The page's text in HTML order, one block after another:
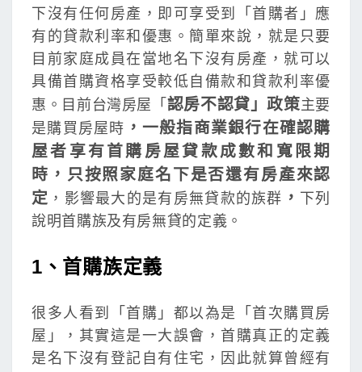
下沒有任何房產，即可享受到「首購者」應
有的貸款利率和優惠。簡單來說，就是只要
目前家庭成員在當地名下沒有房產，就可以
具備首購資格享受較低自備款和貸款利率優
惠。目前台灣房屋「 認房不認貸」政策主要
是購買房屋時 ，一般指商業銀行在確認購
屋者享有首購房屋貸款成數和寬限期
時，只按照家庭名下是否還有房產來認
定 ，影響最大的是有房無貸款的族群 ，
下列
說明首購族及有房無貸的定義。
1、首購族定義
很多人看到「首購」都以為是「首次購買房
屋」，其實這是一大誤會，首購真正的定義
是名下沒有登記自有住宅，因此就算曾經有